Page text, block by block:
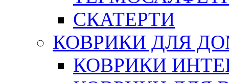
СКАТЕРТИ
КОВРИКИ ДЛЯ
КОВРИКИ